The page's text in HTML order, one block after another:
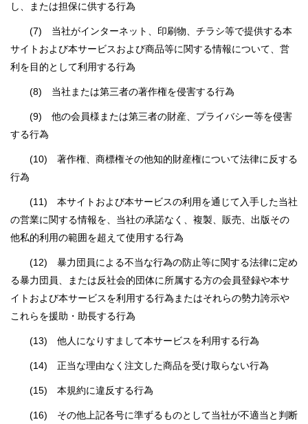
し、または担保に供する行為
(7) 当社がインターネット、印刷物、チラシ等で提供する本
サイトおよび本サービスおよび商品等に関する情報について、営
利を目的として利用する行為
(8) 当社または第三者の著作権を侵害する行為
(9) 他の会員様または第三者の財産、プライバシー等を侵害
する行為
(10) 著作権、商標権その他知的財産権について法律に反する
行為
(11) 本サイトおよび本サービスの利用を通じて入手した当社
の営業に関する情報を、当社の承諾なく、複製、販売、出版その
他私的利用の範囲を超えて使用する行為
(12) 暴力団員による不当な行為の防止等に関する法律に定め
る暴力団員、または反社会的団体に所属する方の会員登録や本サ
イトおよび本サービスを利用する行為またはそれらの勢力誇示や
これらを援助・助長する行為
(13) 他人になりすまして本サービスを利用する行為
(14) 正当な理由なく注文した商品を受け取らない行為
(15) 本規約に違反する行為
(16) その他上記各号に準ずるものとして当社が不適当と判断